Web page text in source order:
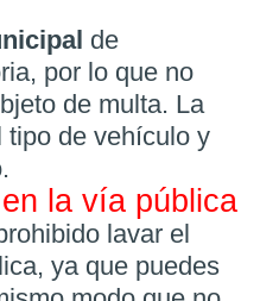
de
por lo que no
de multa. La
tipo de vehículo y
la vía pública
lavar el
ya que puedes